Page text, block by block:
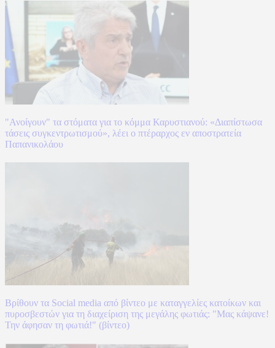
"Ανοίγουν" τα στόματα για το κόμμα Καρυστιανού: «Διαπίστωσα
τάσεις συγκεντρωτισμού», λέει ο πτέραρχος εν αποστρατεία
Παπανικολάου
Βρίθουν τα Social media από βίντεο με καταγγελίες κατοίκων και
πυροσβεστών για τη διαχείριση της μεγάλης φωτιάς: "Μας κάψανε!
Την άφησαν τη φωτιά!" (βίντεο)